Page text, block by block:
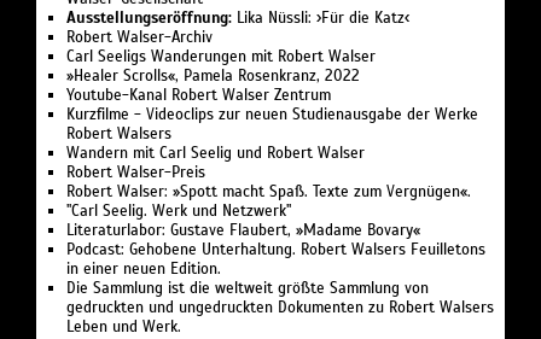
Ausstellungseröffnung: Lika Nüssli: ›Für die Katz‹
Robert Walser-Archiv
Carl Seeligs Wanderungen mit Robert Walser
»Healer Scrolls«, Pamela Rosenkranz, 2022
Youtube-Kanal Robert Walser Zentrum
Kurzfilme - Videoclips zur neuen Studienausgabe der Werke
Robert Walsers
Wandern mit Carl Seelig und Robert Walser
Robert Walser-Preis
Robert Walser: »Spott macht Spaß. Texte zum Vergnügen«.
"Carl Seelig. Werk und Netzwerk"
Literaturlabor: Gustave Flaubert, »Madame Bovary«
Podcast: Gehobene Unterhaltung. Robert Walsers Feuilletons
in einer neuen Edition.
Die Sammlung ist die weltweit größte Sammlung von
gedruckten und ungedruckten Dokumenten zu Robert Walsers
Leben und Werk.